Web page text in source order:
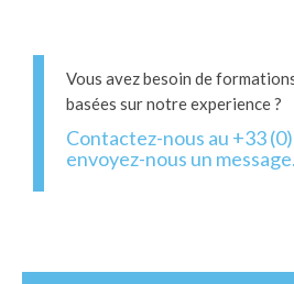
Vous avez besoin de
basées sur notre experience ?
Contactez-nous au +33
envoyez-nous un message.